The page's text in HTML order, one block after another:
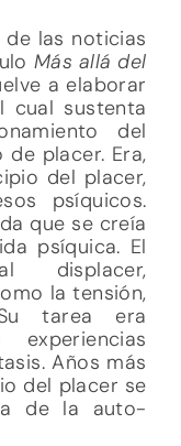
las noticias
Más allá del
a elaborar
cual sustenta
del
placer. Era,
del placer,
psíquicos.
que se creía
psíquica. El
la tensión,
tarea era
Años más
del placer se
de la auto-